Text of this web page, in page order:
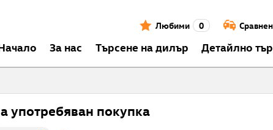
Любими 0
За нас Търсене на дилър Детайлно
употребяван покупка